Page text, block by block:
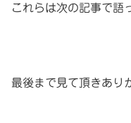
これらは次の記事で語
最後まで見て頂きあり